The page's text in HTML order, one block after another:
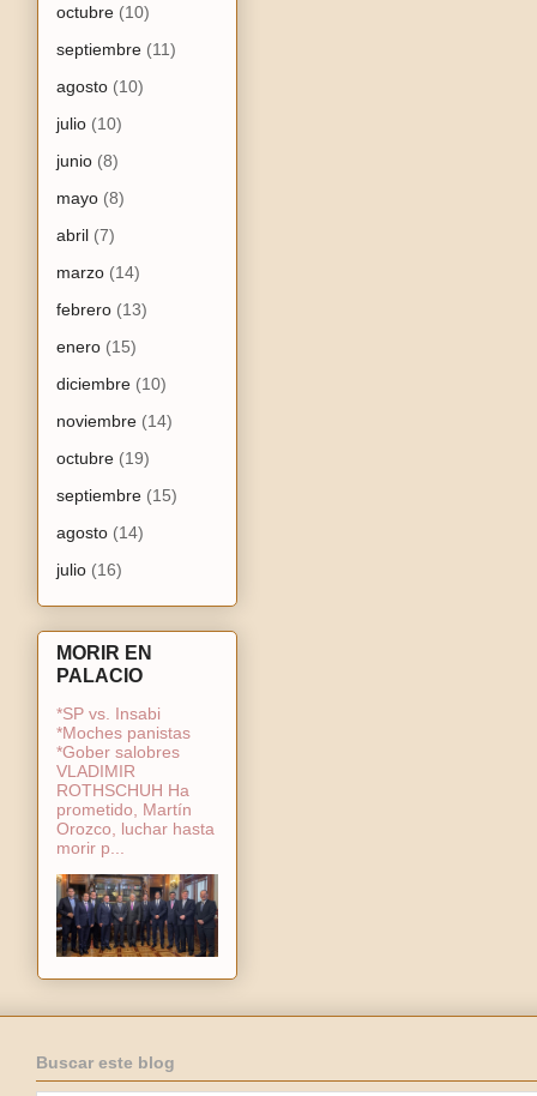
octubre (10)
septiembre (11)
agosto (10)
julio (10)
junio (8)
mayo (8)
abril (7)
marzo (14)
febrero (13)
enero (15)
diciembre (10)
noviembre (14)
octubre (19)
septiembre (15)
agosto (14)
julio (16)
MORIR EN
PALACIO
*SP vs. Insabi
*Moches panistas
*Gober salobres
VLADIMIR
ROTHSCHUH Ha
prometido, Martín
Orozco, luchar hasta
morir p...
Buscar este blog